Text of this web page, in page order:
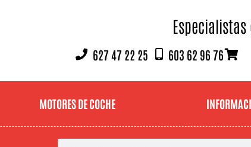
627 47 22 25 603 62 96 76
MOTORES DE COCHE